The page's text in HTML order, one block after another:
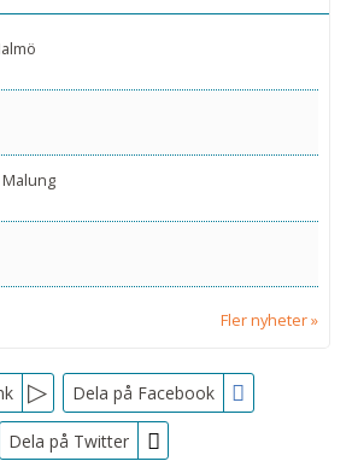
Fler nyheter
Dela på Facebook
Dela på Twitter